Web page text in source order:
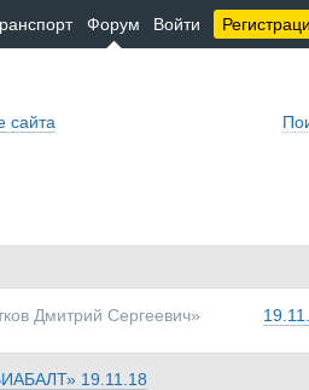
Форум Войти
сайта
Дмитрий Сергеевич»
19.11.18